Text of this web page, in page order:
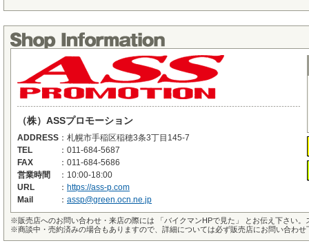
（株）ASSプロモーション
ADDRESS ： 札幌市手稲区稲穂3条3丁目145-7
TEL
： 011-684-5687
FAX
： 011-684-5686
営業時間
： 10:00-18:00
URL
： https://ass-p.com
Mail
： assp@green.ocn.ne.jp
※販売店へのお問い合わせ・来店の際には 「バイクマンHPで見た」 とお伝え下さい
※商談中・売約済みの場合もありますので、詳細については必ず販売店にお問い合わせ